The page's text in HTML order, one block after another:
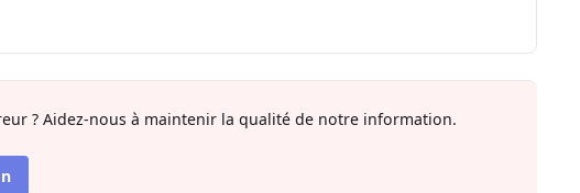
? Aidez-nous à maintenir la qualité de notre information.